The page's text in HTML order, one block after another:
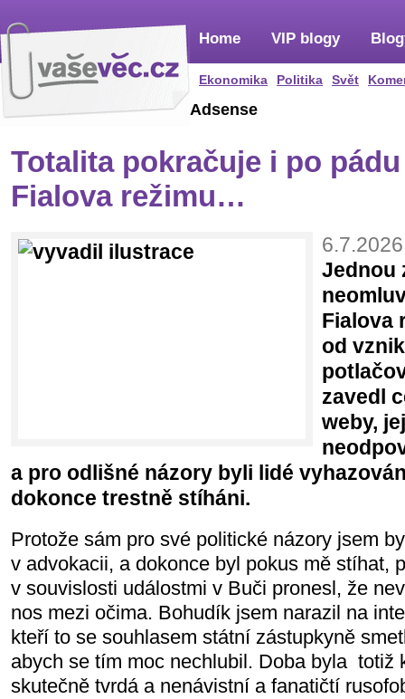
Home
Ekonomika Politika Svět
VIP blogy
Adsense
Totalita pokračuje i po
Fialova režimu…
Jednou
Fialova
od
zavedl
weby,
a pro odlišné názory byli lidé
dokonce trestně stíháni.
Protože sám pro své politické názory jsem
v advokacii, a dokonce byl pokus mě stíhat,
v souvislosti událostmi v Buči pronesl, že
nos mezi očima. Bohudík jsem narazil na
kteří to se souhlasem státní zástupkyně
abych se tím moc nechlubil. Doba byla totiž
skutečně tvrdá a nenávistní a fanatičtí